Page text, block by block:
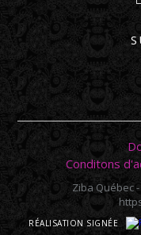
Conditons
Ziba Québec
RÉALISATION SIGNÉE